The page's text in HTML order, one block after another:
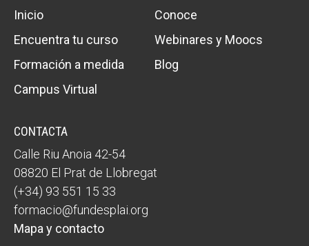
Inicio
Conoce
Encuentra tu curso
Webinares y Moocs
Formación a medida
Blog
Campus Virtual
CONTACTA
Calle Riu Anoia 42-54
08820 El Prat de Llobregat
(+34) 93 551 15 33
formacio@fundesplai.org
Mapa y contacto